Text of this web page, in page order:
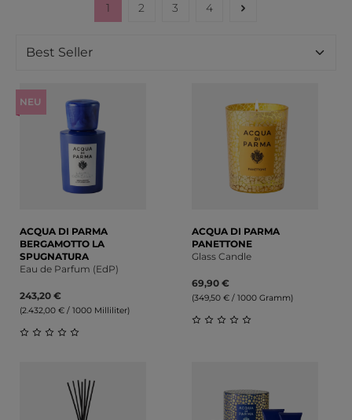
Seite
1 Seite
2 Seite
3 Seite
4
NEU
ACQUA DI PARMA
BERGAMOTTO LA
SPUGNATURA
Eau de Parfum (EdP)
243,20 €
(2.432,00 € / 1000 Milliliter)
ACQUA DI PARMA
PANETTONE
Glass Candle
69,90 €
(349,50 € / 1000 Gramm)